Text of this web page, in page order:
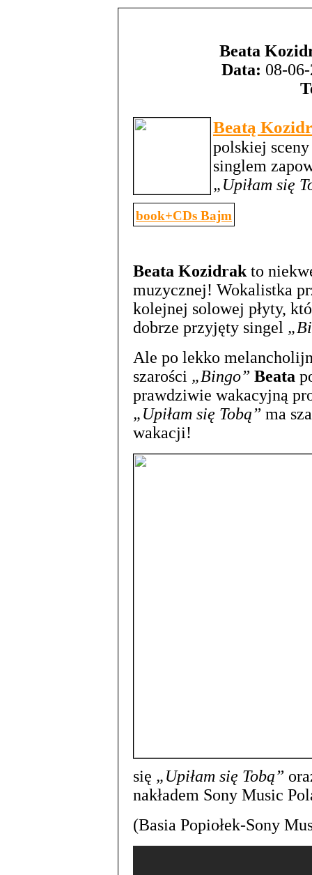
Beata
Data: 08-
Beatą
polskiej
singlem
„Upiłam się
book+CDs Bajm
Beata Kozidrak to
muzycznej! Wokalistka
kolejnej solowej płyty,
dobrze przyjęty singel
Ale po lekko
szarości „Bingo” Beata
prawdziwie wakacyjną
„Upiłam się Tobą” ma
wakacji!
się „Upiłam się Tobą”
nakładem Sony Music
(Basia Popiołek-Sony